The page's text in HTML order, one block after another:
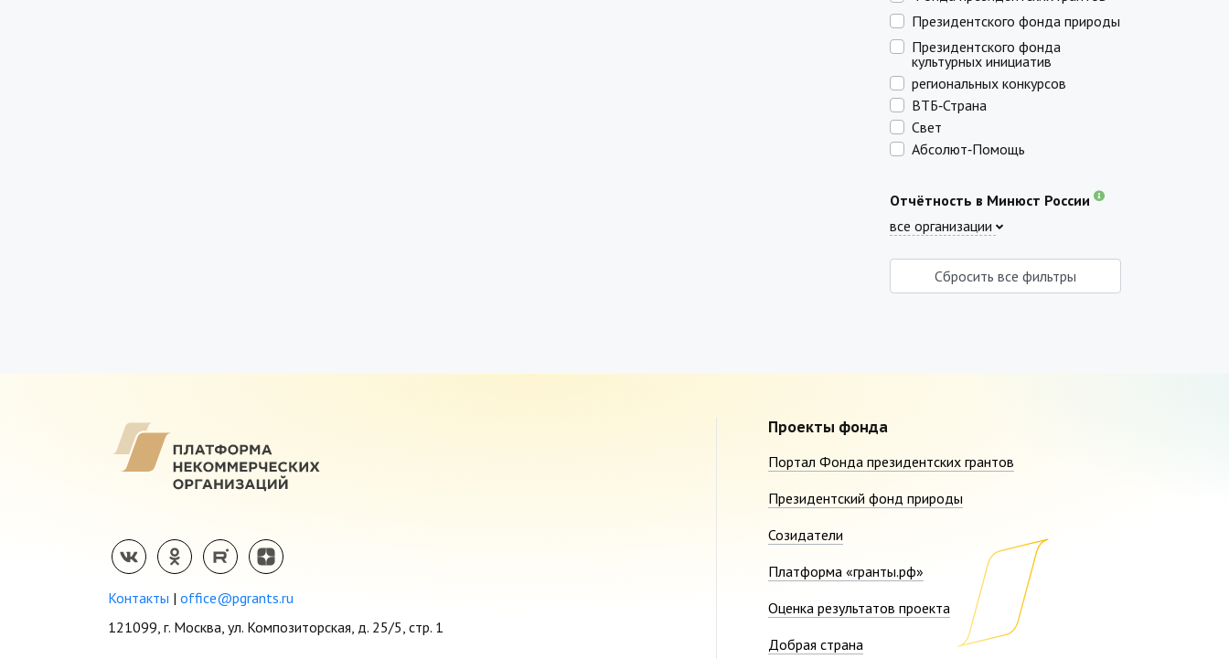
Президентского фонда природы
Президентского фонда
культурных инициатив
региональных конкурсов
ВТБ‑Страна
Свет
Абсолют‑Помощь
Отчётность в Минюст России
все организации
Сбросить все фильтры
Контакты | office@pgrants.ru
121099, г. Москва, ул. Композиторская, д. 25/5, стр. 1
Проекты фонда
Портал Фонда президентских грантов
Президентский фонд природы
Созидатели
Платформа «гранты.рф»
Оценка результатов проекта
Добрая страна